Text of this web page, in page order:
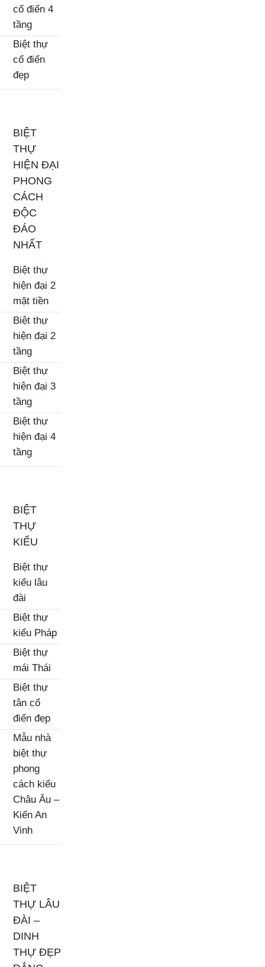
cổ điển 4
tầng
Biệt thự
cổ điển
đẹp
BIỆT
THỰ
HIỆN ĐẠI
PHONG
CÁCH
ĐỘC
ĐÁO
NHẤT
Biệt thự
hiện đại 2
mặt tiền
Biệt thự
hiện đại 2
tầng
Biệt thự
hiện đại 3
tầng
Biệt thự
hiện đại 4
tầng
BIỆT
THỰ
KIỂU
Biệt thự
kiểu lâu
đài
Biệt thự
kiểu Pháp
Biệt thự
mái Thái
Biệt thự
tân cổ
điển đẹp
Mẫu nhà
biệt thự
phong
cách kiểu
Châu Âu –
Kiến An
Vinh
BIỆT
THỰ LÂU
ĐÀI –
DINH
THỰ ĐẸP